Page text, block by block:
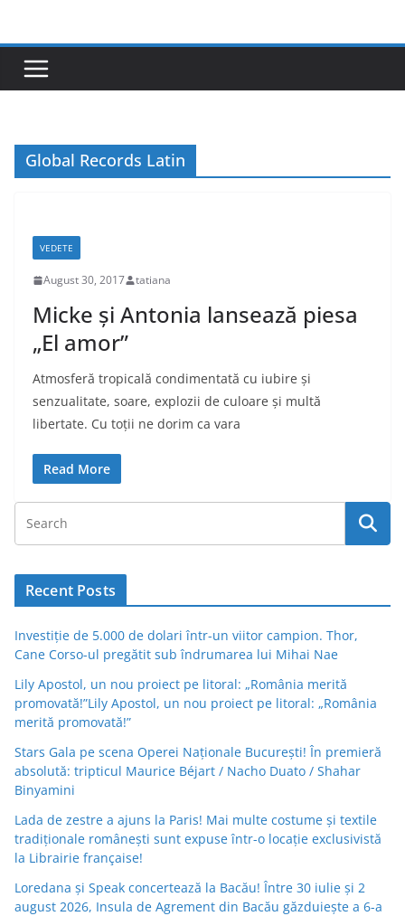
content
Global Records Latin
VEDETE
August 30, 2017 tatiana
Micke și Antonia lansează piesa
„El amor”
Atmosferă tropicală condimentată cu iubire și
senzualitate, soare, explozii de culoare și multă
libertate. Cu toții ne dorim ca vara
Read More
Recent Posts
Investiție de 5.000 de dolari într-un viitor campion. Thor,
Cane Corso-ul pregătit sub îndrumarea lui Mihai Nae
Lily Apostol, un nou proiect pe litoral: „România merită
promovată!”Lily Apostol, un nou proiect pe litoral: „România
merită promovată!”
Stars Gala pe scena Operei Naționale București! În premieră
absolută: tripticul Maurice Béjart / Nacho Duato / Shahar
Binyamini
Lada de zestre a ajuns la Paris! Mai multe costume și textile
tradiționale românești sunt expuse într-o locație exclusivistă
la Librairie française!
Loredana și Speak concertează la Bacău! Între 30 iulie și 2
august 2026, Insula de Agrement din Bacău găzduiește a 6-a